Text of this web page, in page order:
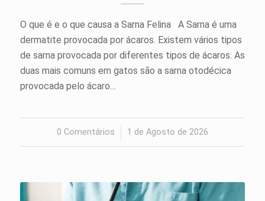
O que é e o que causa a Sarna Felina A Sarna é uma
dermatite provocada por ácaros. Existem vários tipos
de sarna provocada por diferentes tipos de ácaros. As
duas mais comuns em gatos são a sarna otodécica
provocada pelo ácaro…
0 Comentários
/ 1 de Agosto de 2026